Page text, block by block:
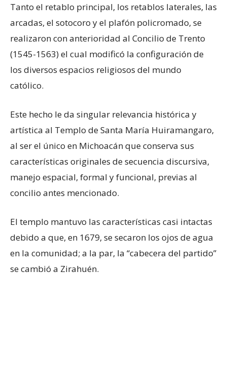
Tanto el retablo principal, los retablos laterales, las
arcadas, el sotocoro y el plafón policromado, se
realizaron con anterioridad al Concilio de Trento
(1545-1563) el cual modificó la configuración de
los diversos espacios religiosos del mundo
católico.
Este hecho le da singular relevancia histórica y
artística al Templo de Santa María Huiramangaro,
al ser el único en Michoacán que conserva sus
características originales de secuencia discursiva,
manejo espacial, formal y funcional, previas al
concilio antes mencionado.
El templo mantuvo las características casi intactas
debido a que, en 1679, se secaron los ojos de agua
en la comunidad; a la par, la “cabecera del partido”
se cambió a Zirahuén.